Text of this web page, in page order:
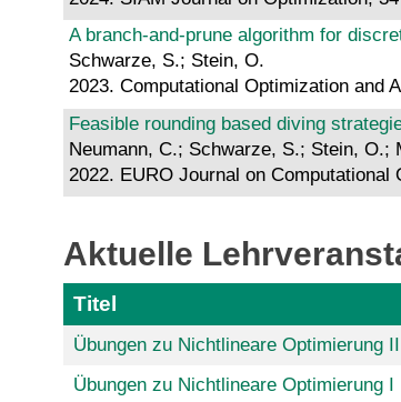
A branch-and-prune algorithm for
Schwarze, S.; Stein, O.
2023. Computational Optimization and
Feasible rounding based diving
Neumann, C.; Schwarze, S.; Stein, O.;
2022. EURO Journal on
Aktuelle
Titel
Übungen zu Nichtlineare Optimierung II
Übungen zu Nichtlineare Optimierung I